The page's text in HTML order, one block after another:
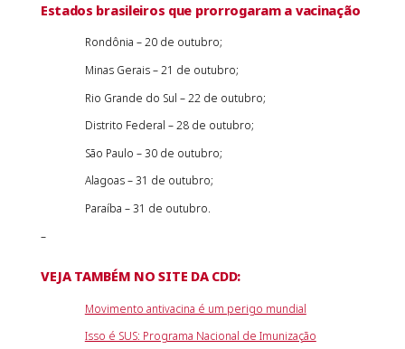
Estados brasileiros que prorrogaram a vacinação
Rondônia – 20 de outubro;
Minas Gerais – 21 de outubro;
Rio Grande do Sul – 22 de outubro;
Distrito Federal – 28 de outubro;
São Paulo – 30 de outubro;
Alagoas – 31 de outubro;
Paraíba – 31 de outubro.
–
VEJA TAMBÉM NO SITE DA CDD:
Movimento antivacina é um perigo mundial
Isso é SUS: Programa Nacional de Imunização